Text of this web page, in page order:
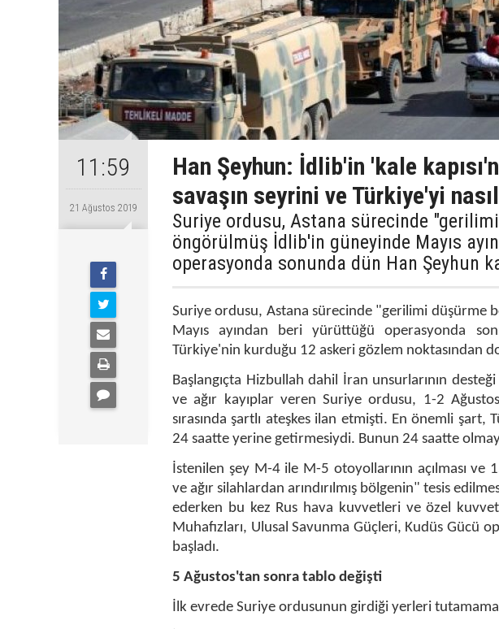
11:59
21 Ağustos 2019
Han Şeyhun: İdlib'in 'kale
savaşın seyrini ve Türkiye'yi
Suriye ordusu, Astana sürecinde
öngörülmüş İdlib'in güneyinde Mayıs
operasyonda sonunda dün Han Şeyhun
Suriye ordusu, Astana sürecinde "gerilimi düşürme
Mayıs ayından beri yürüttüğü operasyonda
Türkiye'nin kurduğu 12 askeri gözlem noktasından
Başlangıçta Hizbullah dahil İran unsurlarının
ve ağır kayıplar veren Suriye ordusu, 1-2
sırasında şartlı ateşkes ilan etmişti. En önemli
24 saatte yerine getirmesiydi. Bunun 24 saatte
İstenilen şey M-4 ile M-5 otoyollarının açılması
ve ağır silahlardan arındırılmış bölgenin" tesis
ederken bu kez Rus hava kuvvetleri ve özel
Muhafızları, Ulusal Savunma Güçleri, Kudüs Gücü
başladı.
5 Ağustos'tan sonra tablo değişti
İlk evrede Suriye ordusunun girdiği yerleri